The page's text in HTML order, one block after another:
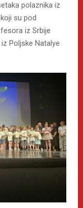
polaznika iz
su pod
iz Srbije
Poljske Natalye